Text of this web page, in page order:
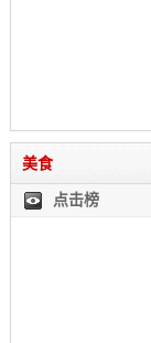
美食
点击榜